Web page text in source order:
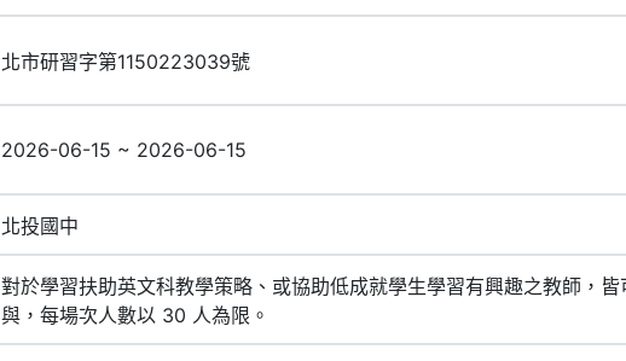
北市研習字第1150223039號
2026-06-15 ~ 2026-06-15
北投國中
對於學習扶助英文科教學策略、或協助低成就學生學習有興趣之教師，
與，每場次人數以 30 人為限。